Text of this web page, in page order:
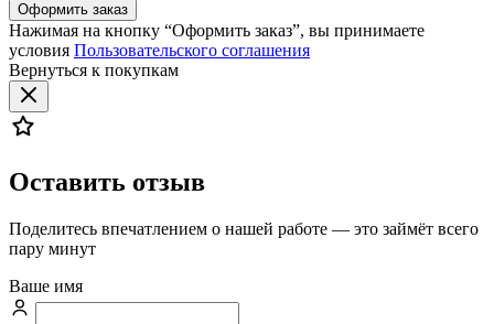
Оформить заказ
Нажимая на кнопку “Оформить заказ”, вы принимаете
условия Пользовательского соглашения
Вернуться к покупкам
Оставить отзыв
Поделитесь впечатлением о нашей работе — это займёт всего
пару минут
Ваше имя